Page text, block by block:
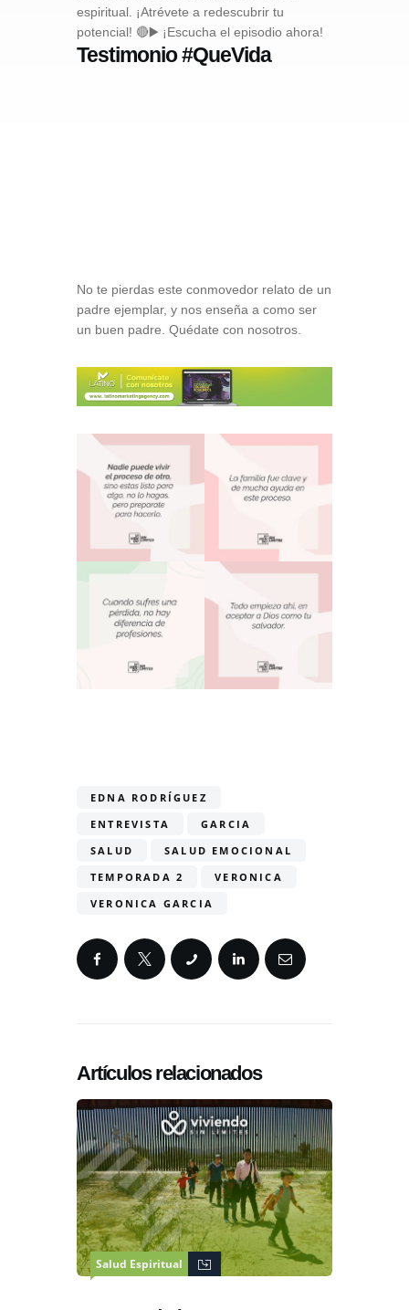
espiritual. ¡Atrévete a redescubrir tu
potencial! 🔴▶️ ¡Escucha el episodio ahora!
Testimonio #QueVida
No te pierdas este conmovedor relato de un
padre ejemplar, y nos enseña a como ser
un buen padre. Quédate con nosotros.
EDNA RODRÍGUEZ
ENTREVISTA
GARCIA
SALUD
SALUD EMOCIONAL
TEMPORADA 2
VERONICA
VERONICA GARCIA
Artículos relacionados
Salud Espiritual